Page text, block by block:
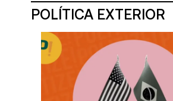
POLÍTICA EXTERIOR